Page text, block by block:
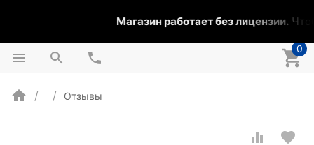
Магазин работает без лицензии.
0
Отзывы